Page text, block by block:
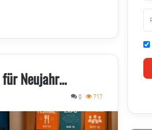
Neujahr…
0 717